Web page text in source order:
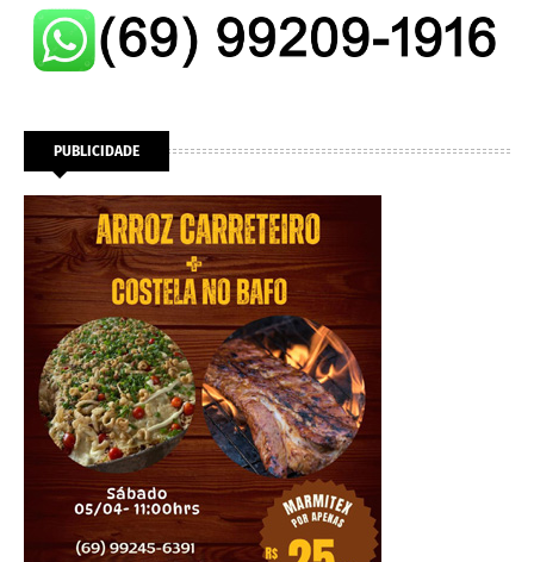
PUBLICIDADE